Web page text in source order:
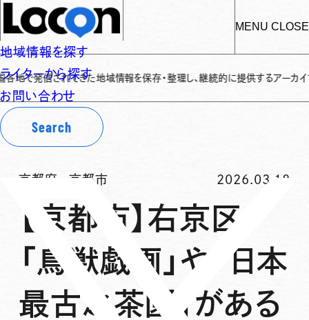
MENU CLOSE
地域情報を探す
ライターから探す
お問い合わせ
Search
てきた地域情報を保存・整理し、継続的に提供するアーカイブサイトです✌
京都府 -京都市 2026.03.18
【京都市】右京区
「鳥獣戯画」や「日本
最古之茶園」がある